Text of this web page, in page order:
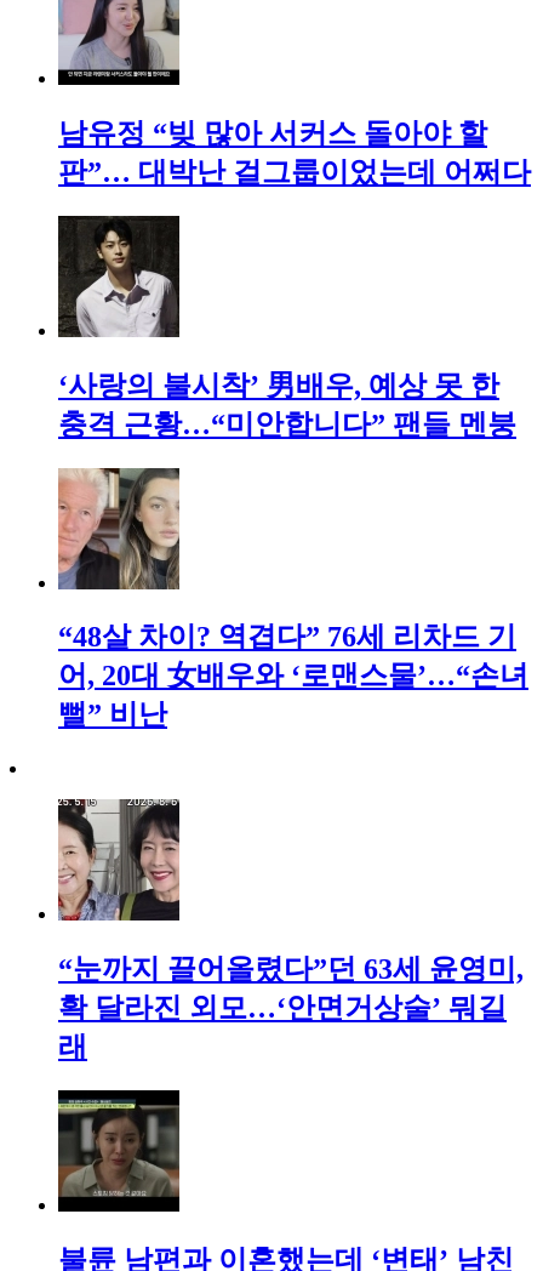
남유정 “빚 많아 서커스 돌아야 할
판”… 대박난 걸그룹이었는데 어쩌다
‘사랑의 불시착’ 男배우, 예상 못 한
충격 근황…“미안합니다” 팬들 멘붕
“48살 차이? 역겹다” 76세 리차드 기
어, 20대 女배우와 ‘로맨스물’…“손녀
뻘” 비난
“눈까지 끌어올렸다”던 63세 윤영미,
확 달라진 외모…‘안면거상술’ 뭐길
래
불륜 남편과 이혼했는데 ‘변태’ 남친